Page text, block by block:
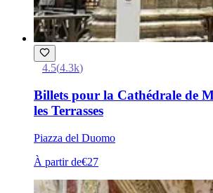
4.5(4.3k)
Billets pour la Cathédrale de
les Terrasses
Piazza del Duomo
À partir de€27